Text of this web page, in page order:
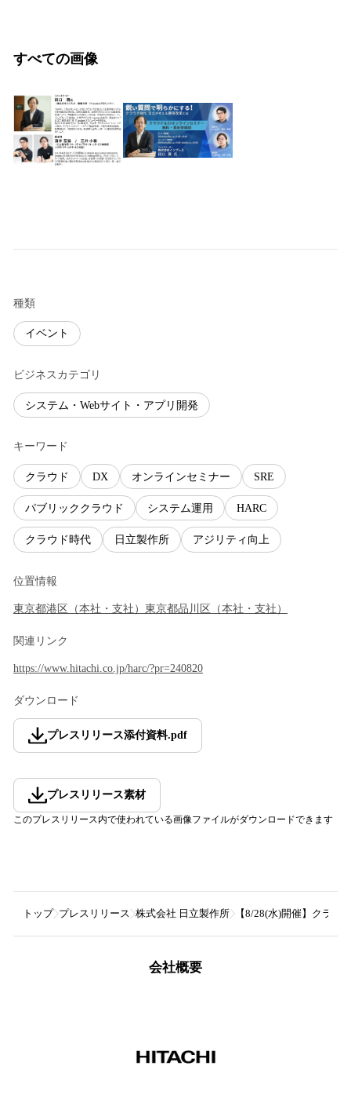
すべての画像
種類
イベント
ビジネスカテゴリ
システム・Webサイト・アプリ開発
キーワード
クラウド DX オンラインセミナー SRE
パブリッククラウド システム運用 HARC
クラウド時代 日立製作所 アジリティ向上
位置情報
東京都港区 （本社・支社 ） 東京都品川区 （本社・支社 ）
関連リンク
https://www.hitachi.co.jp/harc/?pr=240820
ダウンロード
プレスリリース添付資料.pdf
プレスリリース素材
このプレスリリース内で使われている画像ファイルがダウンロードできます
トップ プレスリリース 株式会社 日立製作所 【8/28(水)開催】クラ
会社概要